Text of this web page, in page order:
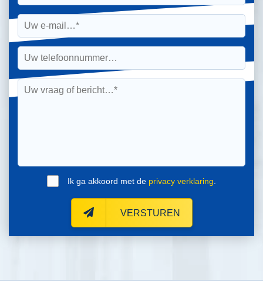
Ik ga akkoord met de privacy verklaring
VERSTUREN